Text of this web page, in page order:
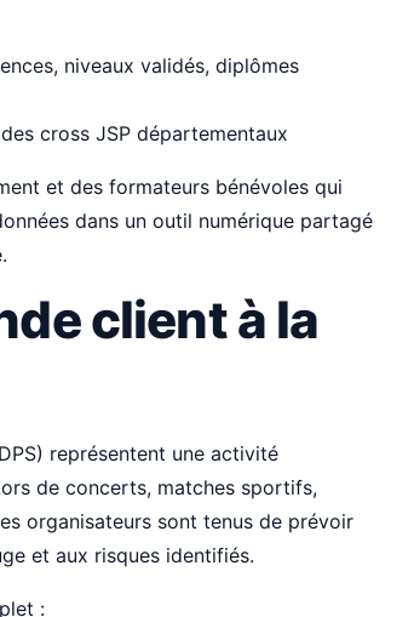
niveaux validés, diplômes
cross JSP départementaux
et des formateurs bénévoles qui
dans un outil numérique partagé
client à la
représentent une activité
de concerts, matches sportifs,
organisateurs sont tenus de prévoir
et aux risques identifiés.
: